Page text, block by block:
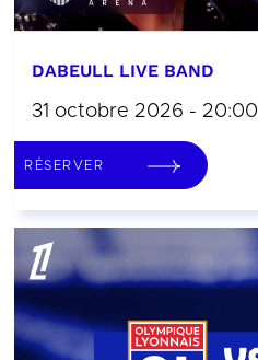
DABEULL LIVE BAND
31 octobre 2026 - 20:00
RÉSERVER